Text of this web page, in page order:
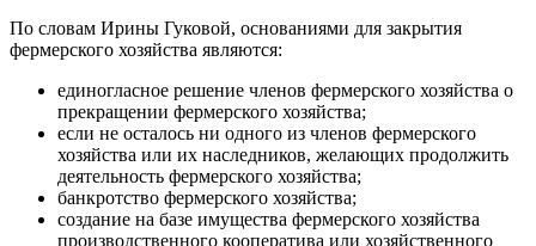
По словам Ирины Гуковой, основаниями для закрытия
фермерского хозяйства являются:
единогласное решение членов фермерского хозяйства о
прекращении фермерского хозяйства;
если не осталось ни одного из членов фермерского
хозяйства или их наследников, желающих продолжить
деятельность фермерского хозяйства;
банкротство фермерского хозяйства;
создание на базе имущества фермерского хозяйства
производственного кооператива или хозяйственного